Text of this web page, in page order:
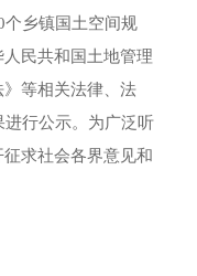
个乡镇国土空间规
民共和国土地管理
等相关法律、法
行公示。为广泛听
求社会各界意见和